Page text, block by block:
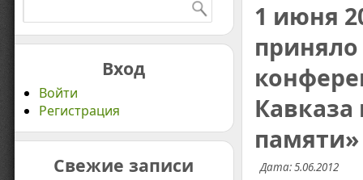
Вход
Войти
Регистрация
Свежие записи
1 июня
Кавказа
Дата: 5.06.2012